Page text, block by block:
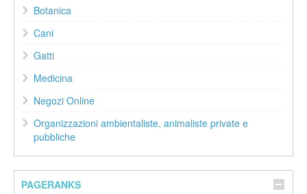
Botanica
Cani
Gatti
Medicina
Negozi Online
Organizzazioni ambientaliste, animaliste private e
pubbliche
PAGERANKS